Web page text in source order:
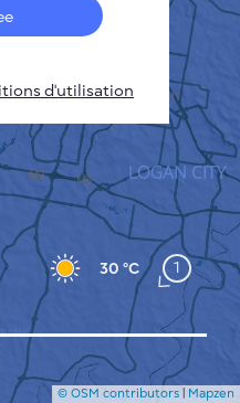
Le vent
30 °C 1
MARCHE
CONFIDENTIALITÉ
GÉNÉRALES D'UTILISATION
© OSM contributors | Mapzen
d'utilisation